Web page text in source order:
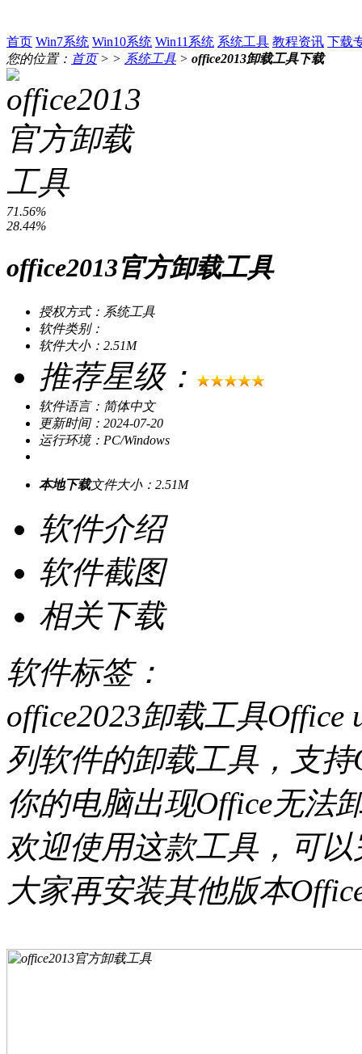
首页 Win7系统 Win10系统 Win11系统 系统工具 教程资讯 下载
您的位置： 首页> > 系统工具 > office2013卸载工具下载
71.56%
28.44%
office2013官方卸载工具
授权方式：系统工具
软件类别：
软件大小：2.51M
推荐星级：
软件语言：简体中文
更新时间：2024-07-20
运行环境：PC/Windows
本地下载文件大小：2.51M
软件介绍
软件截图
相关下载
软件标签：
office2023卸载工具
列软件的卸载工具，支
你的电脑出现Office无法
欢迎使用这款工具，可
大家再安装其他版本